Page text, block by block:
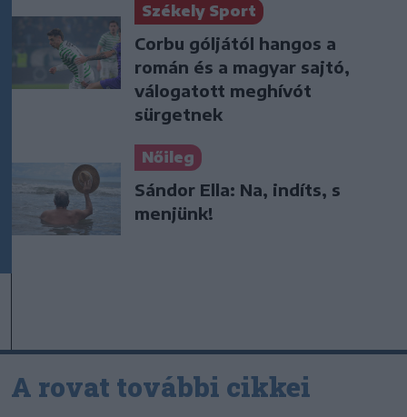
Székely Sport
Corbu góljától hangos a
román és a magyar sajtó,
válogatott meghívót
sürgetnek
Nőileg
Sándor Ella: Na, indíts, s
menjünk!
A rovat további cikkei